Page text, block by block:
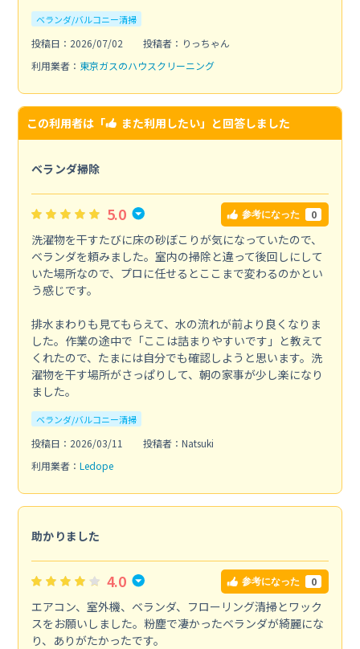
ベランダ/バルコニー清掃
投稿日：2026/07/02
投稿者：りっちゃん
利用業者： 東京ガスのハウスクリーニング
この利用者は「 また利用したい」と回答しました
ベランダ掃除
5.0 参考になった 0
洗濯物を干すたびに床の砂ぼこりが気になっていたので、
ベランダを頼みました。室内の掃除と違って後回しにして
いた場所なので、プロに任せるとここまで変わるのかとい
う感じです。
排水まわりも見てもらえて、水の流れが前より良くなりま
した。作業の途中で「ここは詰まりやすいです」と教えて
くれたので、たまには自分でも確認しようと思います。洗
濯物を干す場所がさっぱりして、朝の家事が少し楽になり
ました。
ベランダ/バルコニー清掃
投稿日：2026/03/11
投稿者：Natsuki
利用業者： Ledope
助かりました
4.0 参考になった 0
エアコン、室外機、ベランダ、フローリング清掃とワック
スをお願いしました。粉塵で凄かったベランダが綺麗にな
り、ありがたかったです。